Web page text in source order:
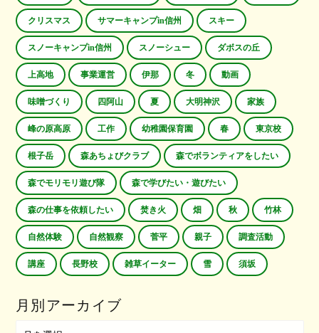
クリスマス サマーキャンプin信州 スキー
スノーキャンプin信州 スノーシュー ダボスの丘
上高地 事業運営 伊那 冬 動画
味噌づくり 四阿山 夏 大明神沢 家族
峰の原高原 工作 幼稚園保育園 春 東京校
根子岳 森あちょびクラブ 森でボランティアをしたい
森でモリモリ遊び隊 森で学びたい・遊びたい
森の仕事を依頼したい 焚き火 畑 秋 竹林
自然体験 自然観察 菅平 親子 調査活動
講座 長野校 雑草イーター 雪 須坂
月別アーカイブ